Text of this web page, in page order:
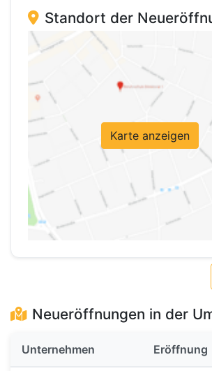
Standort der
Karte anzeigen
Neueröffnungen in der
Unternehmen
Eröffnung